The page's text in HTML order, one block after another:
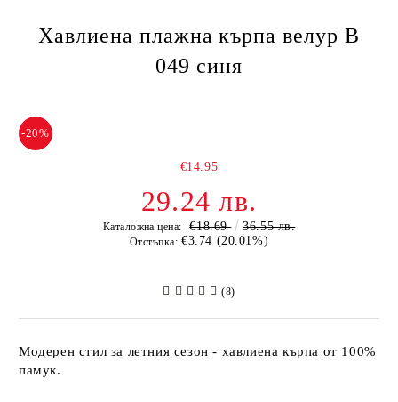
Хавлиена плажна кърпа велур B
049 синя
-20%
€14.95
29.24 лв.
Каталожна цена: €18.69 36.55 лв.
Отстъпка: €3.74 (20.01%)
(8)
Модерен стил за летния сезон - хавлиена кърпа от 100%
памук.